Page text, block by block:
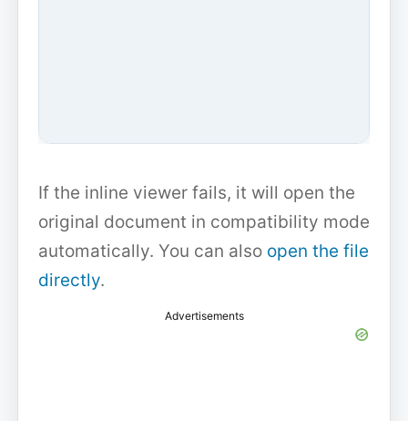
If the inline viewer fails, it will open the
original document in compatibility mode
automatically. You can also open the file
directly.
Advertisements